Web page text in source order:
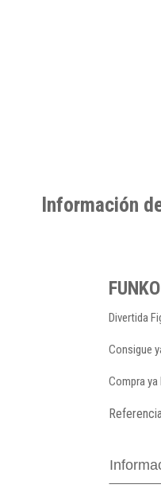
Información
Divertida
Consigue
Compra ya
Referencia